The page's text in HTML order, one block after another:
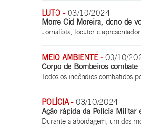
LUTO - 03/10/2024
Morre Cid Moreira, dono de
Jornalista, locutor e
MEIO AMBIENTE - 03/10/
Corpo de Bombeiros
Todos os incêndios combatidos
POLÍCIA - 03/10/2024
Ação rápida da Polícia Militar
Durante a abordagem, um dos